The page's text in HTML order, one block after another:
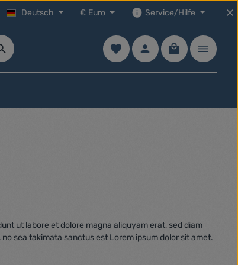
Deutsch € Euro Service/Hilfe
Du hast 0 Produkte auf dem
Warenkorb
ut labore et dolore magna aliquyam erat, sed diam
sea takimata sanctus est Lorem ipsum dolor sit amet.